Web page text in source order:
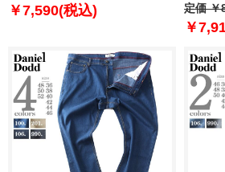
￥7,590(税込) 定価 ￥
￥